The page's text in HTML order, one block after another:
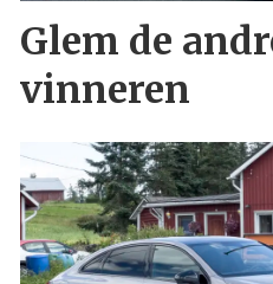
Glem de
vinneren